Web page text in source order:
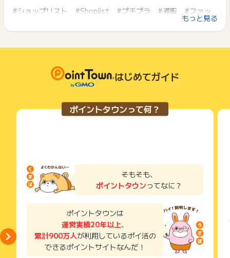
下記の事項に該当する場合、広告主側で対象外とみなし、「獲
い物を複数回ご利用された場合
て一度でも同サービス・お買い物を利用されたことがある場合
ご利用前には、Cookieの削除をおこなっていただくことを推奨
サービス・お買い物利用時にお電話など2つ以上の申し込み方
法がある場合、必ずサイト上のWEBフォームからお申し込みく
了などのメールは、ポイント獲得するまで必ず保管してくださ
獲得待ち・獲得失敗の状態でお問い合わせされる際に、該当の
メールを送っていただく場合がございます。
そのため、紛失・破棄された場合は対応いたしかねますので、
ご注意ください。
(※) SafariやChromeなどwebサイトを表示するアプリのこと
広告主が運営しているサービスの都合もしくは会員様の都合で
商品の交換や一部でもキャンセルされた場合、ポイントが無効
になる可能性もございます。
条件を達成しているかどうかは各広告主ではなく、代理店が行
っているため、広告主はポイントに関する詳細を把握しており
そのため、ポイントタウンのポイントに関するお問い合わせを
広告主様に直接行わないようお願いいたします。
#ショップリスト #Shoplist #プチプラ #通販 #ファッ
もっと見る
はじめてガイド
ポイントタウンって何？
そもそも、
ポイントタウンってなに？
ポイントタウンは
運営実績20年以上、
累計900万人が利用しているポイ活の
できるポイントサイトなんだ！